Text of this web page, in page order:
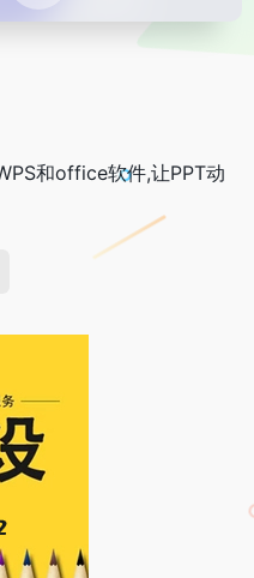
和office软件,让PPT动